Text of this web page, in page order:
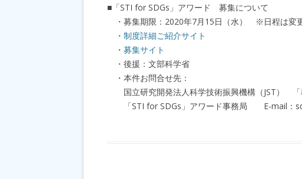
■「STI for SDGs」アワード 募集について
・募集期限：2020年7月15日（水） ※日程は変
・ 制度詳細ご紹介サイト
・ 募集サイト
・後援：文部科学省
・本件お問合せ先：
国立研究開発法人科学技術振興機構（JST） 「
「STI for SDGs」アワード事務局 E-mail：